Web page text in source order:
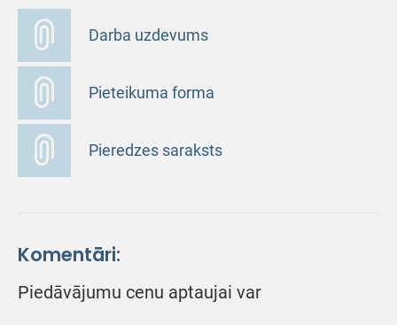
Darba uzdevums
Pieteikuma forma
Pieredzes saraksts
Komentāri:
Piedāvājumu cenu aptaujai var